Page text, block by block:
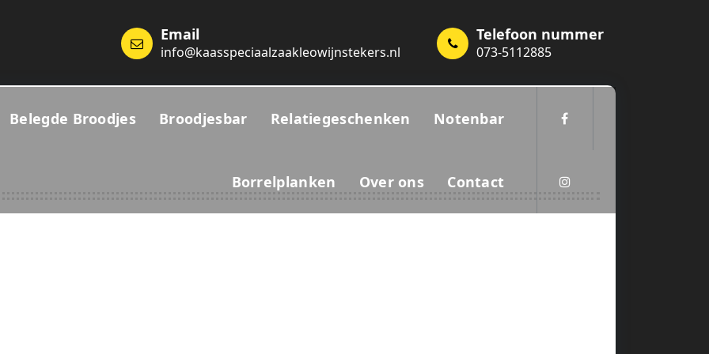
Email
info@kaasspeciaalzaakleowijnstekers.nl
Telefoon nummer
073-5112885
Belegde Broodjes Broodjesbar Relatiegeschenken Notenbar
Borrelplanken Over ons Contact